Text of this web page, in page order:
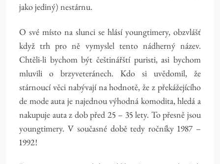
jako jediný) nestárnu.
O své místo na slunci se hlásí youngtimery, obzvlášť
když trh pro ně vymyslel tento nádherný název.
Chtěli-li bychom být češtinářští puristi, asi bychom
mluvili o brzyveteránech. Kdo si uvědomil, že
stárnoucí věci nabývají na hodnotě, že z překážejícího
de mode auta je najednou výhodná komodita, hledá a
nakupuje auta z dob před 25 – 35 lety. To přesně jsou
youngtimery. V současné době tedy ročníky 1987 –
1992!